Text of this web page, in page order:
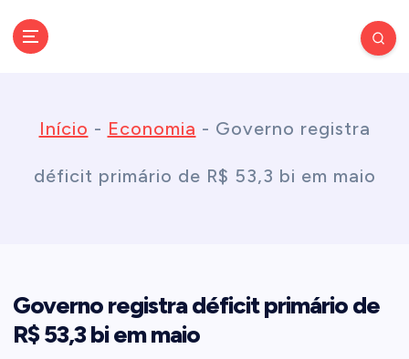
Início - Economia - Governo registra
déficit primário de R$ 53,3 bi em maio
Governo registra déficit primário de
R$ 53,3 bi em maio